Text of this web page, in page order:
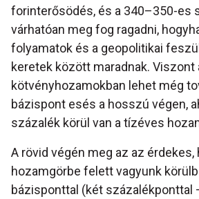
forinterősödés, és a 340–350-es
várhatóan meg fog ragadni,
folyamatok és a geopolitikai
keretek között maradnak. Viszont
kötvényhozamokban lehet még
bázispont esés a hosszú végen,
százalék körül van a tízéves
A rövid végén meg az az érdekes,
hozamgörbe felett vagyunk
bázisponttal (két százalékponttal